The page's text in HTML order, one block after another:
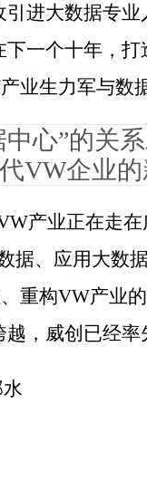
进大数据专
一个十年，
业生力军与数
产业正在走
重构VW产业
，威创已经率